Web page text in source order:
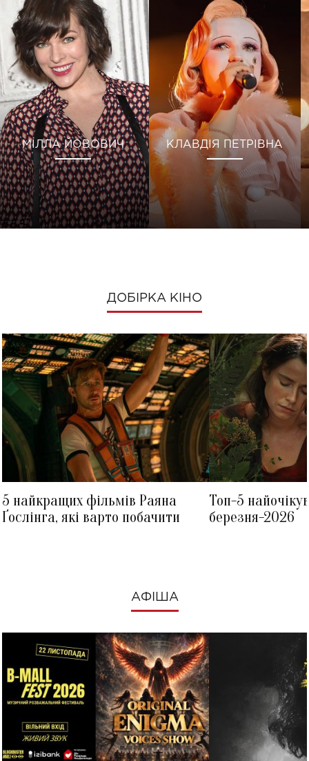
МІЛЛА ЙОВОВИЧ КЛАВДІЯ ПЕТРІВНА
ДОБІРКА КІНО
5 найкращих фільмів Раяна
Ґослінга, які варто побачити
Топ-5
березня-2026
АФІША